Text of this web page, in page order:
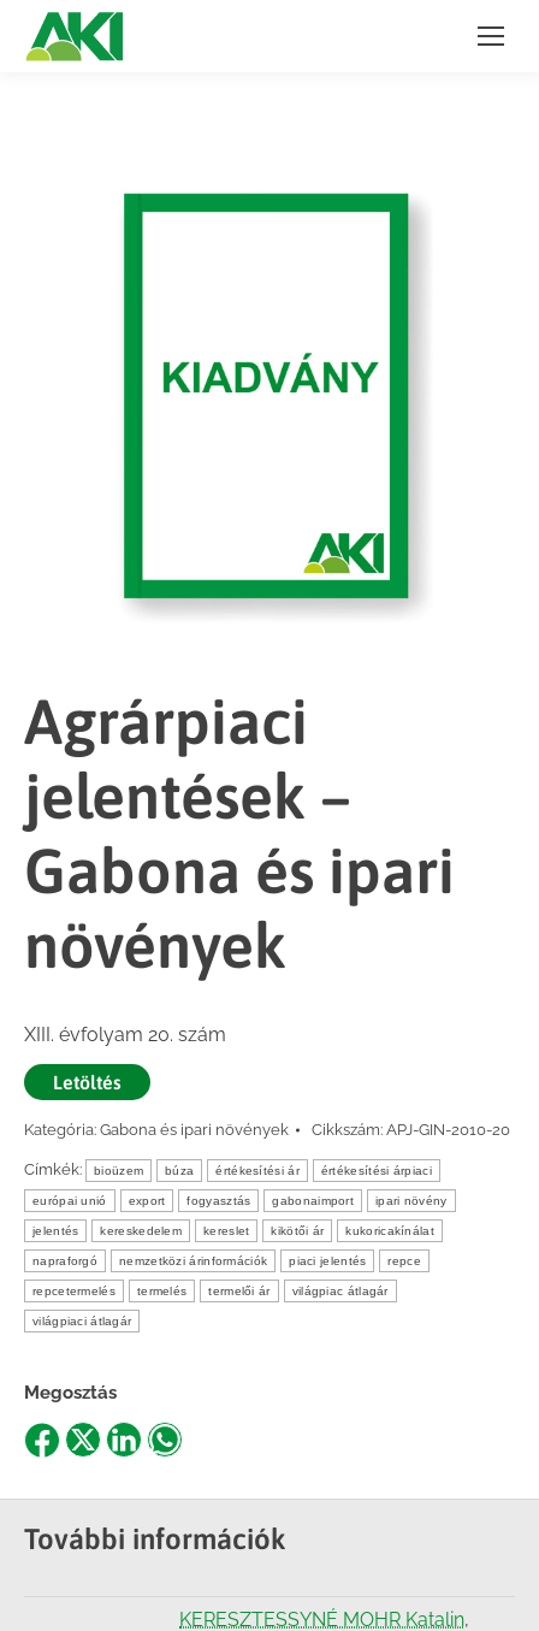
Agrárpiaci
jelentések –
Gabona és ipari
növények
XIII. évfolyam 20. szám
Letöltés
Kategória: Gabona és ipari növények Cikkszám: APJ-GIN-2010-20
Címkék: bioüzem búza értékesítési ár értékesítési árpiaci
európai unió export fogyasztás gabonaimport ipari növény
jelentés kereskedelem kereslet kikötői ár kukoricakínálat
napraforgó nemzetközi árinformációk piaci jelentés repce
repcetermelés termelés termelői ár világpiac átlagár
világpiaci átlagár
Megosztás
Share
Facebook
Share
X
Share
LinkedIn
Share
WhatsApp
További információk
KERESZTESSYNÉ MOHR Katalin,